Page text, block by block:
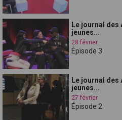
Le journal des
jeunes...
28 février
Épisode 3
Le journal des
jeunes...
27 février
Épisode 2